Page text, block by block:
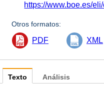
https://www.boe.es/
Otros formatos:
PDF XML
Texto Análisis